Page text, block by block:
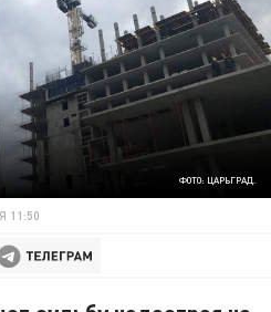
ФОТО: ЦАРЬГРАД.
11:50